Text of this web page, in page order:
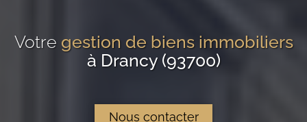
Votre gestion de biens immobiliers
à Drancy (93700)
Nous contacter